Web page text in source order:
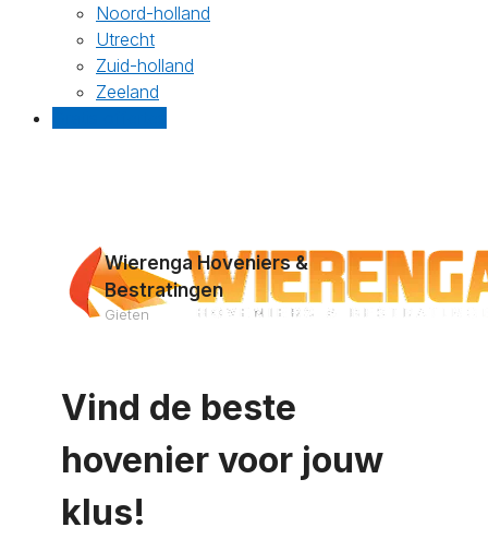
Noord-holland
Utrecht
Zuid-holland
Zeeland
Wierenga Hoveniers &
Bestratingen
Gieten
Vind de beste
hovenier voor jouw
klus!